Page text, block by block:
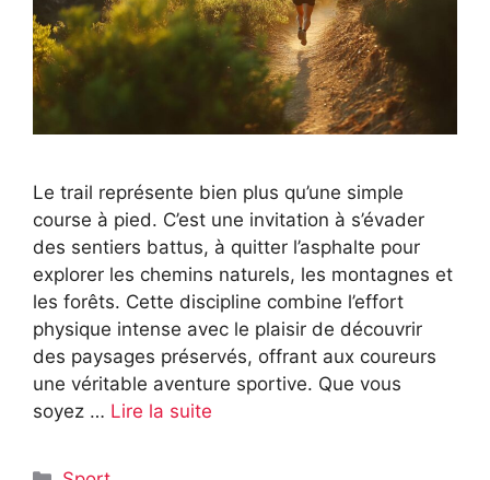
Le trail représente bien plus qu’une simple
course à pied. C’est une invitation à s’évader
des sentiers battus, à quitter l’asphalte pour
explorer les chemins naturels, les montagnes et
les forêts. Cette discipline combine l’effort
physique intense avec le plaisir de découvrir
des paysages préservés, offrant aux coureurs
une véritable aventure sportive. Que vous
soyez … Lire la suite
Catégories